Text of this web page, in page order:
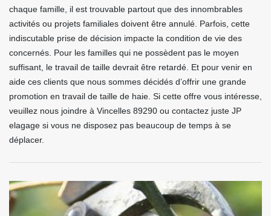
chaque famille, il est trouvable partout que des innombrables
activités ou projets familiales doivent être annulé. Parfois, cette
indiscutable prise de décision impacte la condition de vie des
concernés. Pour les familles qui ne possèdent pas le moyen
suffisant, le travail de taille devrait être retardé. Et pour venir en
aide ces clients que nous sommes décidés d’offrir une grande
promotion en travail de taille de haie. Si cette offre vous intéresse,
veuillez nous joindre à Vincelles 89290 ou contactez juste JP
elagage si vous ne disposez pas beaucoup de temps à se
déplacer.